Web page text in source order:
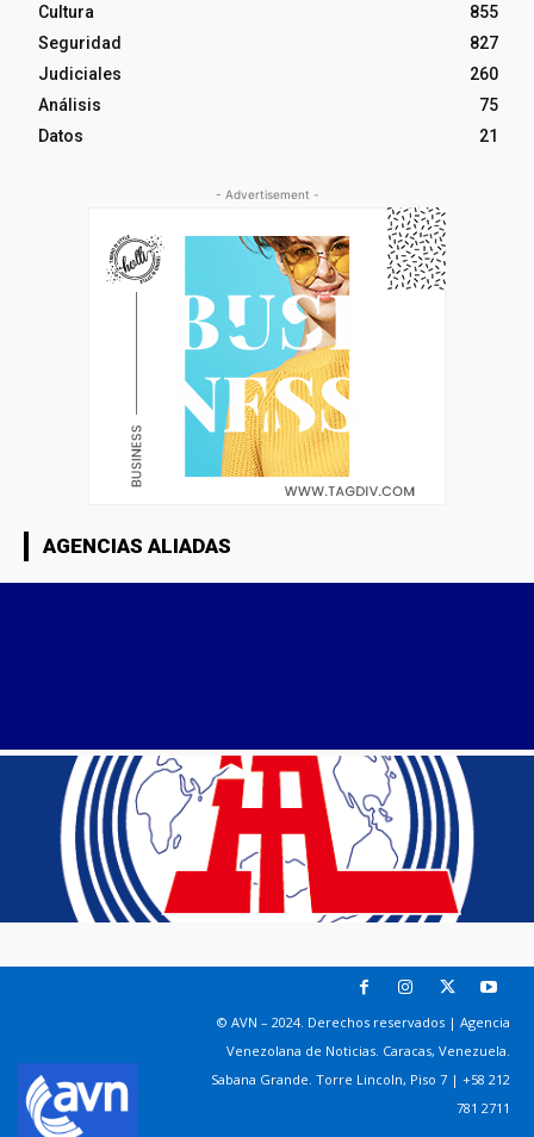
Cultura
855
Seguridad
827
Judiciales
260
Análisis
75
Datos
21
- Advertisement -
AGENCIAS ALIADAS
© AVN – 2024. Derechos reservados | Agencia
Venezolana de Noticias. Caracas, Venezuela.
Sabana Grande. Torre Lincoln, Piso 7 | +58 212
781 2711